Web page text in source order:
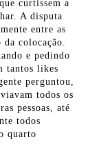
curtissem a
A disputa
entre as
colocação.
e pedindo
tantos likes
perguntou,
todos os
pessoas, até
todos
quarto